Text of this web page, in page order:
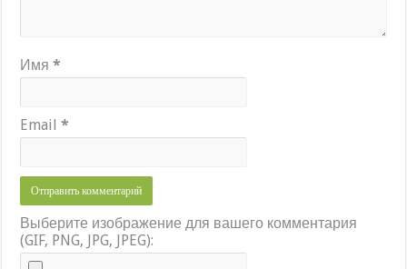
Имя*
Email*
Выберите изображение для вашего комментария
(GIF, PNG, JPG, JPEG):